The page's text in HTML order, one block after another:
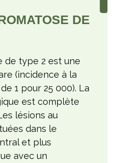
DE
de type 2 est une
(incidence à la
1 pour 25 000). La
est complète
lésions au
dans le
et plus
avec un